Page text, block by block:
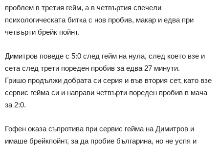
проблем в третия гейм, а в четвъртия спечели
психологическата битка с нов пробив, макар и едва при
четвърти брейк пойнт.
Димитров поведе с 5:0 след гейм на нула, след което взе и
сета след трети пореден пробив за едва 27 минути.
Гришо продължи добрата си серия и във втория сет, като взе
сервис гейма си и направи четвърти пореден пробив в мача
за 2:0.
Гофен оказа съпротива при сервис гейма на Димитров и
имаше брейкпойнт, за да пробие българина, но не успя и